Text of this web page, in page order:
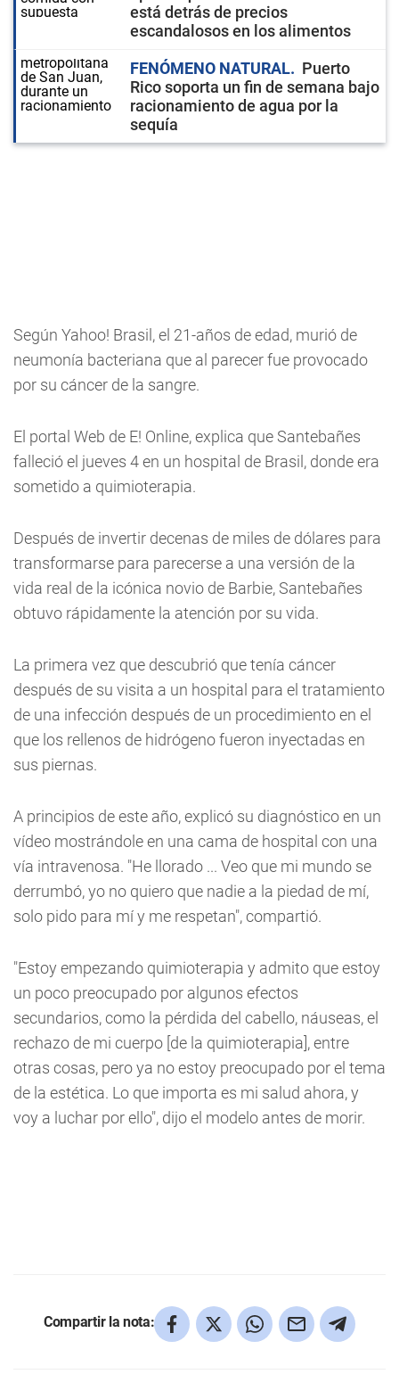
está detrás de precios
escandalosos en los alimentos
FENÓMENO NATURAL
Puerto
Rico soporta un fin de semana bajo
racionamiento de agua por la
sequía
Según Yahoo! Brasil, el 21-años de edad, murió de
neumonía bacteriana que al parecer fue provocado
por su cáncer de la sangre.
El portal Web de E! Online, explica que Santebañes
falleció el jueves 4 en un hospital de Brasil, donde era
sometido a quimioterapia.
Después de invertir decenas de miles de dólares para
transformarse para parecerse a una versión de la
vida real de la icónica novio de Barbie, Santebañes
obtuvo rápidamente la atención por su vida.
La primera vez que descubrió que tenía cáncer
después de su visita a un hospital para el tratamiento
de una infección después de un procedimiento en el
que los rellenos de hidrógeno fueron inyectadas en
sus piernas.
A principios de este año, explicó su diagnóstico en un
vídeo mostrándole en una cama de hospital con una
vía intravenosa. "He llorado ... Veo que mi mundo se
derrumbó, yo no quiero que nadie a la piedad de mí,
solo pido para mí y me respetan", compartió.
"Estoy empezando quimioterapia y admito que estoy
un poco preocupado por algunos efectos
secundarios, como la pérdida del cabello, náuseas, el
rechazo de mi cuerpo [de la quimioterapia], entre
otras cosas, pero ya no estoy preocupado por el tema
de la estética. Lo que importa es mi salud ahora, y
voy a luchar por ello", dijo el modelo antes de morir.
Compartir la nota: